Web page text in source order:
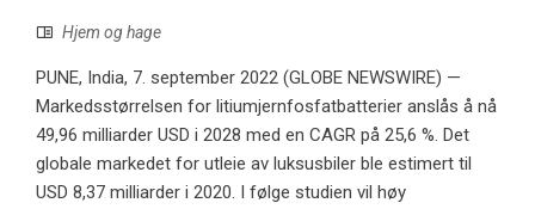
Hjem og hage
PUNE, India, 7. september 2022 (GLOBE NEWSWIRE) —
Markedsstørrelsen for litiumjernfosfatbatterier anslås å nå
49,96 milliarder USD i 2028 med en CAGR på 25,6 %. Det
globale markedet for utleie av luksusbiler ble estimert til
USD 8,37 milliarder i 2020. I følge studien vil høy